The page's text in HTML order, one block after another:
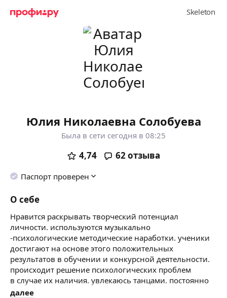
Юлия Николаевна Солобуева
Была в сети сегодня в 08:25
4,74 62отзыва
Паспорт проверен
О себе
Нравится раскрывать творческий потенциал
личности. используются музыкально
-психологические методические наработки. ученики
достигают на основе этого положительных
результатов в обучении и конкурсной деятельности.
происходит решение психологических проблем
в случае их наличия. увлекаюсь танцами. постоянно
сама повышаю квалификацию участвую в конкурсах
далее